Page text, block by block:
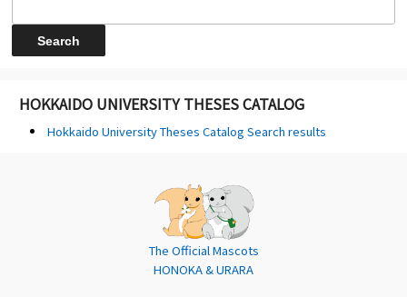
HOKKAIDO UNIVERSITY THESES CATALOG
Hokkaido University Theses Catalog Search results
The Official Mascots
HONOKA & URARA